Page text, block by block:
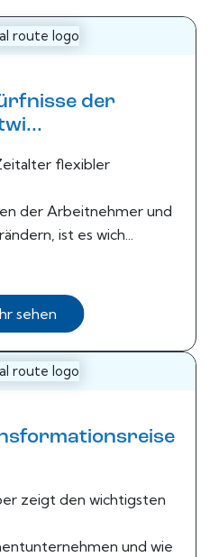
der
flexibler
der Arbeitnehmer und
ist es wich...
sehen
zeigt den wichtigsten
und wie